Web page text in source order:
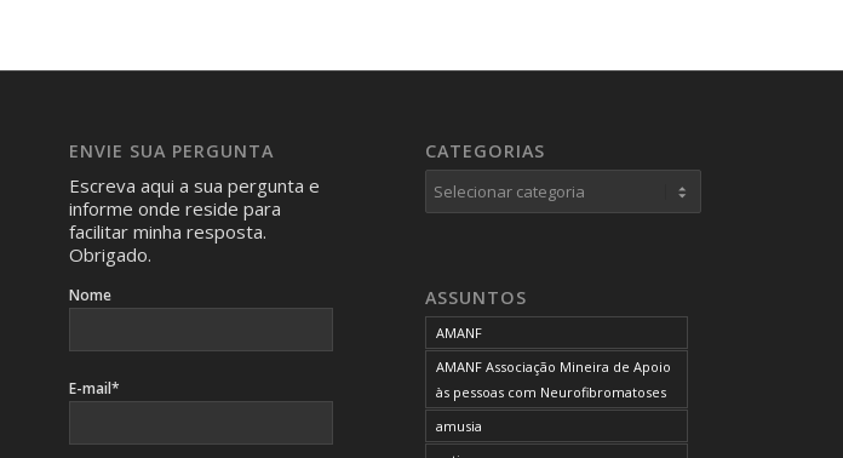
ENVIE SUA PERGUNTA
Escreva aqui a sua pergunta e
informe onde reside para
facilitar minha resposta.
Obrigado.
Nome
E-mail*
CATEGORIAS
Categorias
ASSUNTOS
AMANF
AMANF Associação Mineira de Apoio
às pessoas com Neurofibromatoses
amusia